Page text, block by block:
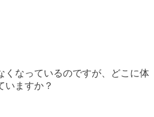
くなっているのですが、どこに体
いますか？